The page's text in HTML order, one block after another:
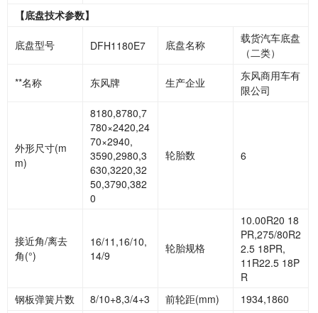
【底盘技术参数】
底盘型号 DFH1180E7 底盘名称
载货汽车底盘
（二类）
**名称 东风牌 生产企业
东风商用车有
限公司
外形尺寸(m
m)
8180,8780,7
780×2420,24
70×2940,
3590,2980,3
630,3220,32
50,3790,382
0
轮胎数 6
接近角/离去
角(°)
16/11,16/10,
14/9
轮胎规格
10.00R20 18
PR,275/80R2
2.5 18PR,
11R22.5 18P
R
钢板弹簧片数
8/10+8,3/4+3 前轮距(mm)
1934,1860